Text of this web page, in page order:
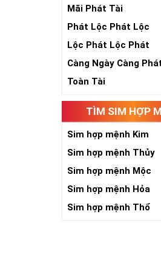
Mãi Phát Tài
Phát Lộc Phát Lộc
Lộc Phát Lộc Phát
Càng Ngày Càng
Toàn Tài
TÌM SIM HỢP
Sim hợp mệnh Kim
Sim hợp mệnh Thủy
Sim hợp mệnh Mộc
Sim hợp mệnh Hỏa
Sim hợp mệnh Thổ